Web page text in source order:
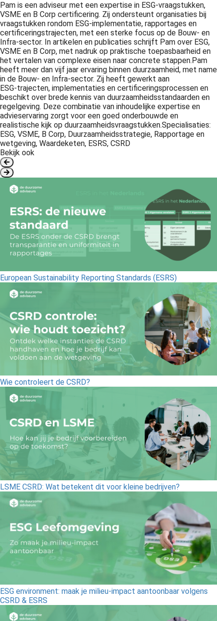
Pam is een adviseur met een expertise in ESG‑vraagstukken,
VSME en B Corp certificering. Zij ondersteunt organisaties bij
vraagstukken rondom ESG‑implementatie, rapportages en
certificeringstrajecten, met een sterke focus op de Bouw‑ en
Infra‑sector. In artikelen en publicaties schrijft Pam over ESG,
VSME en B Corp, met nadruk op praktische toepasbaarheid en
het vertalen van complexe eisen naar concrete stappen.Pam
heeft meer dan vijf jaar ervaring binnen duurzaamheid, met name
in de Bouw‑ en Infra‑sector. Zij heeft gewerkt aan
ESG‑trajecten, implementaties en certificeringsprocessen en
beschikt over brede kennis van duurzaamheidsstandaarden en
regelgeving. Deze combinatie van inhoudelijke expertise en
advieservaring zorgt voor een goed onderbouwde en
realistische kijk op duurzaamheidsvraagstukken.Specialisaties:
ESG, VSME, B Corp, Duurzaamheidsstrategie, Rapportage en
wetgeving, Waardeketen, ESRS, CSRD
Bekijk ook
European Sustainability Reporting Standards (ESRS)
Wie controleert de CSRD?
LSME CSRD: Wat betekent dit voor kleine bedrijven?
ESG environment: maak je milieu-impact aantoonbaar volgens
CSRD & ESRS